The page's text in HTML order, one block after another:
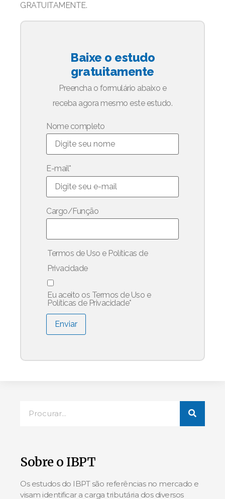
GRATUITAMENTE.
Baixe o estudo
gratuitamente
Preencha o formulário abaixo e
receba agora mesmo este estudo.
Nome completo
E-mail*
Cargo/Função
Termos de Uso e Políticas de
Privacidade
Eu aceito os Termos de Uso e
Políticas de Privacidade*
Enviar
Sobre o IBPT
Os estudos do IBPT são referências no mercado e
visam identificar a carga tributária dos diversos